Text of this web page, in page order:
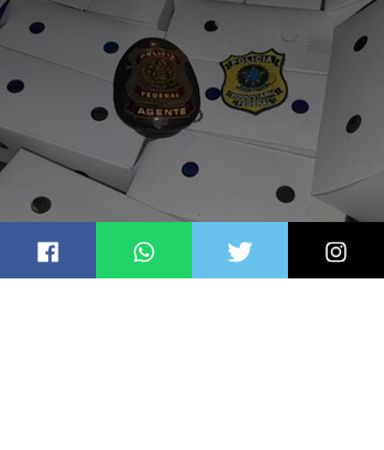
Suspeitos de tráfico de animais